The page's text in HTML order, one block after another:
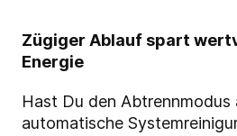
Zügiger Ablauf spart
Energie
Hast Du den
automatische